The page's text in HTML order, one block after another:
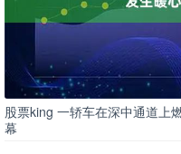
股票king 一轿车在深中通道上
幕